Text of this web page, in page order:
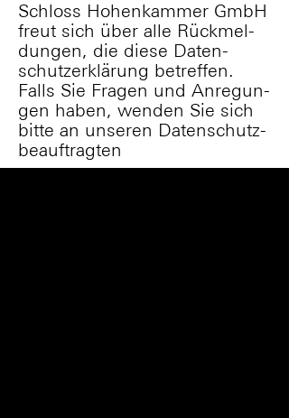
Schloss Hohenkammer GmbH
freut sich über alle Rück­mel­
dun­gen, die die­se Da­ten­
schutz­er­klä­rung be­tref­fen.
Falls Sie Fra­gen und An­re­gun­
gen ha­ben, wen­den Sie sich
bitte an un­se­ren Da­ten­schutz­
be­auf­trag­ten